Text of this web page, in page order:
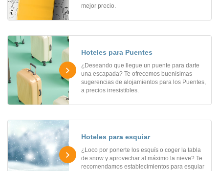
mejor precio.
Hoteles para Puentes
¿Deseando que llegue un puente para darte
una escapada? Te ofrecemos buenísimas
sugerencias de alojamientos para los Puentes,
a precios irresistibles.
Hoteles para esquiar
¿Loco por ponerte los esquís o coger la tabla
de snow y aprovechar al máximo la nieve? Te
recomendamos establecimientos para esquiar